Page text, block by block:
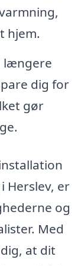
hjem.
længere
dig for
gør
Herslev, er
og
Med
at dit